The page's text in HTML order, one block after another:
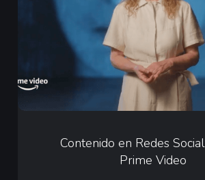
en
Redes
Contenido en Redes
Prime Video